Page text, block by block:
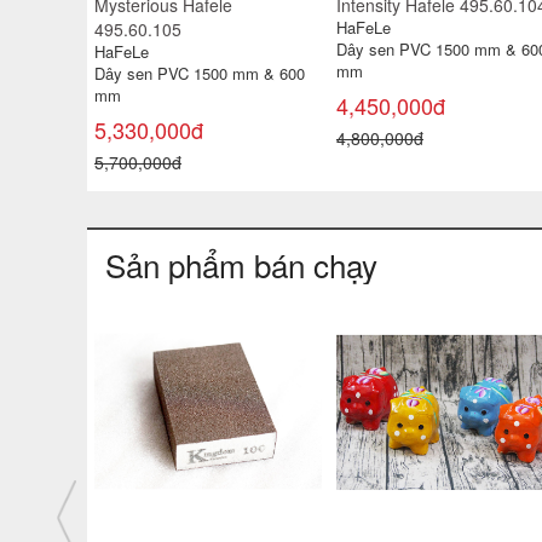
Mysterious Hafele
495.60.105
HaFeLe
Dây sen PVC 1500 mm & 600
mm
5,330,000đ
5,700,000đ
Intensity Hafele
HaFeLe
Dây sen PVC 1500 mm &
mm
4,450,000đ
4,800,000đ
Sản phẩm bán chạy